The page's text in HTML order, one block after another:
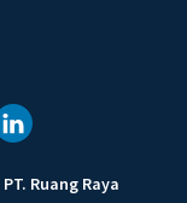
PT. Ruang Raya